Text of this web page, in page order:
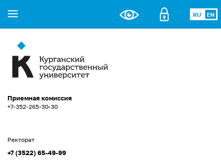
RU EN
Приемная комиссия
+7-352-265-30-30
Ректорат
+7 (3522) 65-49-99